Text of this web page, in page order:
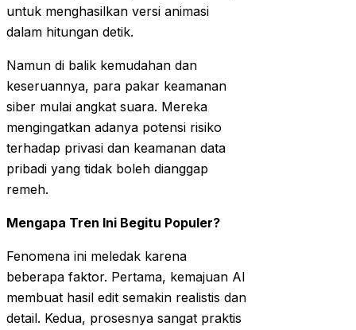
untuk menghasilkan versi animasi
dalam hitungan detik.
Namun di balik kemudahan dan
keseruannya, para pakar keamanan
siber mulai angkat suara. Mereka
mengingatkan adanya potensi risiko
terhadap privasi dan keamanan data
pribadi yang tidak boleh dianggap
remeh.
Mengapa Tren Ini Begitu Populer?
Fenomena ini meledak karena
beberapa faktor. Pertama, kemajuan AI
membuat hasil edit semakin realistis dan
detail. Kedua, prosesnya sangat praktis